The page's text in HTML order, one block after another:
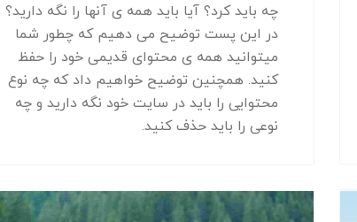
چه باید کرد؟ آیا باید همه ی آنها را نگه دارید؟
در این پست توضیح می دهیم که چطور شما
میتوانید همه ی محتوای قدیمی خود را حفظ
کنید. همچنین توضیح خواهیم داد که چه نوع
محتوایی را باید در سایت خود نگه دارید و چه
نوعی را باید حذف کنید.